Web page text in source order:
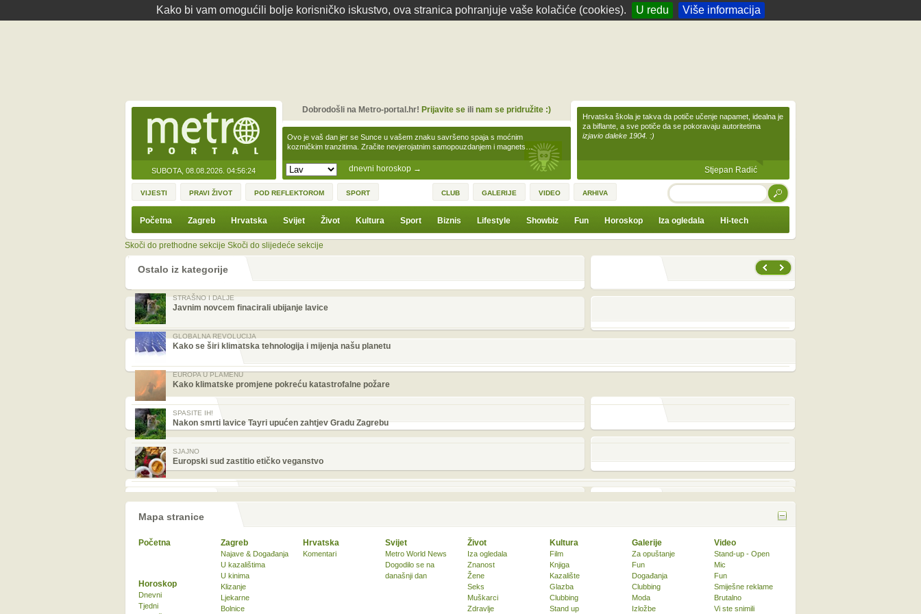
Kako bi vam omogućili bolje korisničko iskustvo, ova stranica pohranjuje vaše kolačiće (cookies). U redu Više informacija
SUBOTA, 08.08.2026. 04:56:24 dnevni horoskop →
Ovo je vaš dan jer se Sunce u vašem znaku savršeno spaja s moćnim
kozmičkim tranzitima. Zračite nevjerojatnim samopouzdanjem i magnets…
Dobrodošli na Metro-portal.hr! Prijavite seili nam se pridružite :)
Hrvatska škola je takva da potiče učenje napamet, idealna je
za biflante, a sve potiče da se pokoravaju autoritetima
izjavio daleke 1904. :)
Stjepan Radić
VIJESTI PRAVI ŽIVOT POD REFLEKTOROM SPORT CLUB GALERIJE VIDEO ARHIVA TRAŽI
Početna Zagreb Hrvatska Svijet Život Kultura Sport Biznis Lifestyle Showbiz Fun Horoskop Iza ogledala Hi-tech
Skoči do prethodne sekcije Skoči do slijedeće sekcije
Ostalo iz kategorije
STRAŠNO I DALJE
Javnim novcem finacirali ubijanje lavice
GLOBALNA REVOLUCIJA
Kako se širi klimatska tehnologija i mijenja našu planetu
EUROPA U PLAMENU
Kako klimatske promjene pokreću katastrofalne požare
SPASITE IH!
Nakon smrti lavice Tayri upućen zahtjev Gradu Zagrebu
SJAJNO
Europski sud zastitio etičko veganstvo
Mapa stranice
Početna Zagreb
Najave & Događanja
U kazalištima
U kinima
Klizanje
Ljekarne
Bolnice
Hrvatska
Komentari
Svijet
Metro World News
Dogodilo se na
današnji dan
Život
Iza ogledala
Znanost
Žene
Seks
Muškarci
Zdravlje
Kultura
Film
Knjiga
Kazalište
Glazba
Clubbing
Stand up
Horoskop
Dnevni
Tjedni
Galerije
Za opuštanje
Fun
Događanja
Clubbing
Moda
Izložbe
Video
Stand-up - Open
Mic
Fun
Smiješne reklame
Brutalno
Vi ste snimili